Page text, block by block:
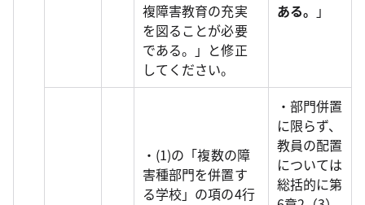
複障害教育の充実
を図ることが必要
である。」と修正
してください。
ある。 」
・(1)の「複数の障
害種部門を併置す
る学校」の項の4行
・部門併置
に限らず、
教員の配置
については
総括的に第